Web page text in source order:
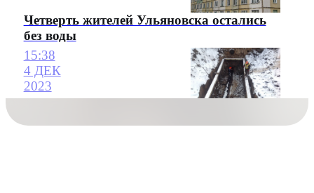
Четверть жителей Ульяновска остались
без воды
15:38
4 ДЕК
2023